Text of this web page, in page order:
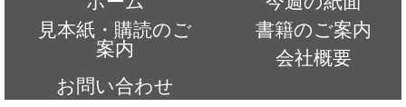
見本紙・購読のご
案内
書籍のご案内
会社概要
お問い合わせ